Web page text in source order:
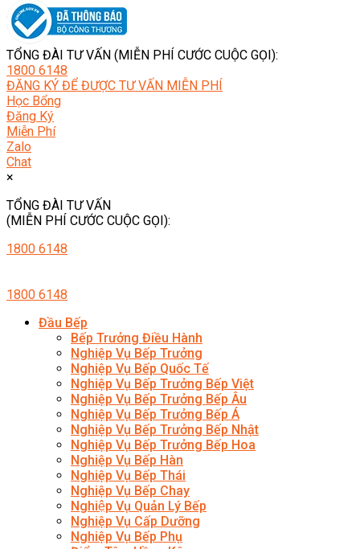
TỔNG ĐÀI TƯ VẤN (MIỄN PHÍ CƯỚC CUỘC GỌI):
1800 6148
ĐĂNG KÝ ĐỂ ĐƯỢC TƯ VẤN MIỄN PHÍ
Học Bổng
Đăng Ký
Miễn Phí
Zalo
Chat
×
TỔNG ĐÀI TƯ VẤN
(MIỄN PHÍ CƯỚC CUỘC GỌI):
1800 6148
1800 6148
Đầu Bếp
Bếp Trưởng Điều Hành
Nghiệp Vụ Bếp Trưởng
Nghiệp Vụ Bếp Quốc Tế
Nghiệp Vụ Bếp Trưởng Bếp Việt
Nghiệp Vụ Bếp Trưởng Bếp Âu
Nghiệp Vụ Bếp Trưởng Bếp Á
Nghiệp Vụ Bếp Trưởng Bếp Nhật
Nghiệp Vụ Bếp Trưởng Bếp Hoa
Nghiệp Vụ Bếp Hàn
Nghiệp Vụ Bếp Thái
Nghiệp Vụ Bếp Chay
Nghiệp Vụ Quản Lý Bếp
Nghiệp Vụ Cấp Dưỡng
Nghiệp Vụ Bếp Phụ